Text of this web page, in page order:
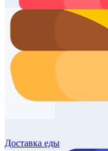
Доставка еды